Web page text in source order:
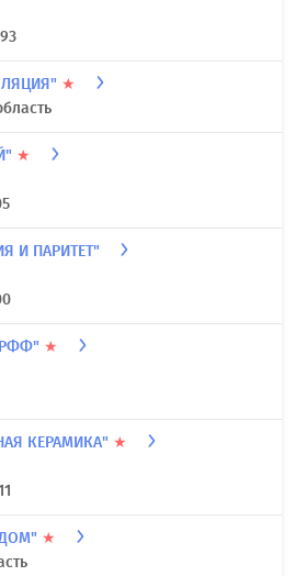
★
★
И ПАРИТЕТ"
★
КЕРАМИКА" ★
★